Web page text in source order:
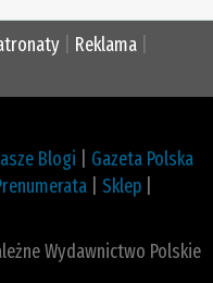
Reklama
Blogi
Gazeta Polska
Sklep
Wydawnictwo Polskie